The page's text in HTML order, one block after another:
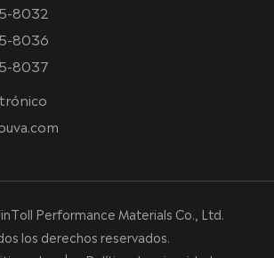
8032
8036
8037
Performance Materials Co., Ltd.
los derechos reservados.